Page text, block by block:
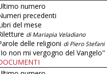
numero
precedenti
del mese
di Mariapia Veladiano
delle religioni di Piero Stefani
non mi vergogno del Vangelo"